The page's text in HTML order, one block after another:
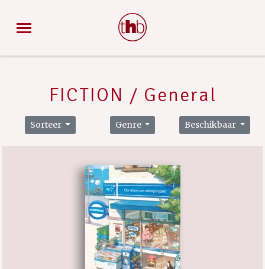
FICTION / General
Sorteer Genre Beschikbaar